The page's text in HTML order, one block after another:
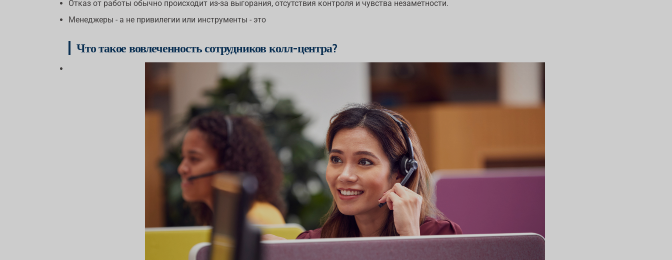
Отказ от работы обычно происходит из-за выгорания, отсутствия контроля и чувства незаметности.
Менеджеры - а не привилегии или инструменты - это
Что такое вовлеченность сотрудников колл-центра?